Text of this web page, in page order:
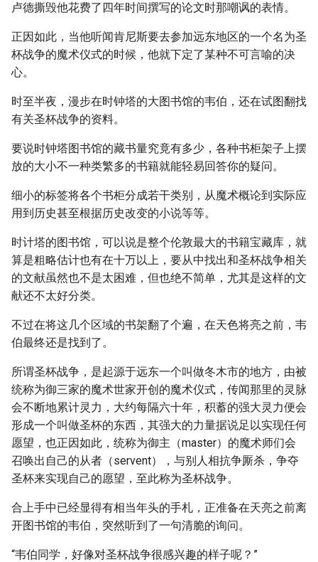
卢德撕毁他花费了四年时间撰写的论文时那嘲讽的表情。
正因如此，当他听闻肯尼斯要去参加远东地区的一个名为圣
杯战争的魔术仪式的时候，他就下定了某种不可言喻的决
心。
时至半夜，漫步在时钟塔的大图书馆的韦伯，还在试图翻找
有关圣杯战争的资料。
要说时钟塔图书馆的藏书量究竟有多少，各种书柜架子上摆
放的大小不一种类繁多的书籍就能轻易回答你的疑问。
细小的标签将各个书柜分成若干类别，从魔术概论到实际应
用到历史甚至根据历史改变的小说等等。
时计塔的图书馆，可以说是整个伦敦最大的书籍宝藏库，就
算是粗略估计也有在十万以上，要从中找出和圣杯战争相关
的文献虽然也不是太困难，但也绝不简单，尤其是这样的文
献还不太好分类。
不过在将这几个区域的书架翻了个遍，在天色将亮之前，韦
伯最终还是找到了。
所谓圣杯战争，是起源于远东一个叫做冬木市的地方，由被
统称为御三家的魔术世家开创的魔术仪式，传闻那里的灵脉
会不断地累计灵力，大约每隔六十年，积蓄的强大灵力便会
形成一个叫做圣杯的东西，其强大的力量据说足以实现任何
愿望，也正因如此，统称为御主（master）的魔术师们会
召唤出自己的从者（servent），与别人相抗争厮杀，争夺
圣杯来实现自己的愿望，至此称为圣杯战争。
合上手中已经显得有相当年头的手札，正准备在天亮之前离
开图书馆的韦伯，突然听到了一句清脆的询问。
“韦伯同学，好像对圣杯战争很感兴趣的样子呢？”